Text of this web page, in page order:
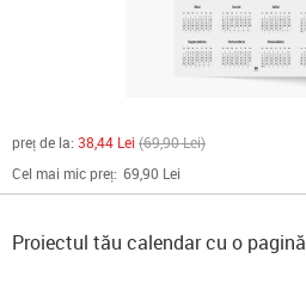
preț de la: 38,44 Lei 69,90 Lei
Cel mai mic preț: 69,90 Lei
Proiectul tău calendar cu o pagină